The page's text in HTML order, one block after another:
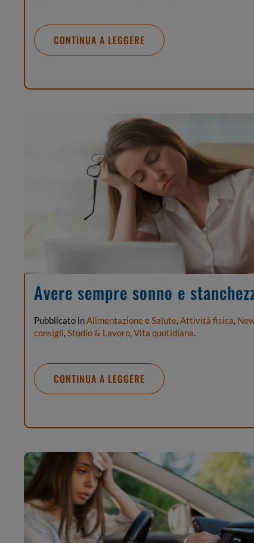
CONTINUA A LEGGERE
Avere sempre sonno e
Pubblicato inAlimentazione e Salute,Attività fisica,
consigli,Studio & Lavoro,Vita quotidiana.
CONTINUA A LEGGERE